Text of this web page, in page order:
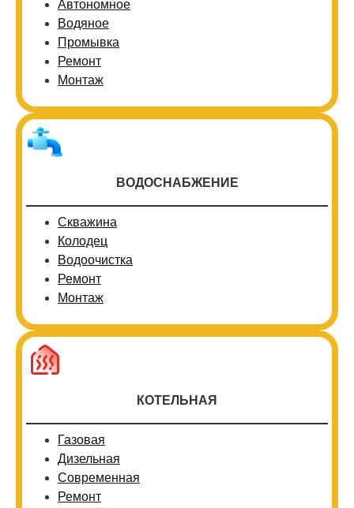
Автономное
Водяное
Промывка
Ремонт
Монтаж
ВОДОСНАБЖЕНИЕ
Скважина
Колодец
Водоочистка
Ремонт
Монтаж
КОТЕЛЬНАЯ
Газовая
Дизельная
Современная
Ремонт